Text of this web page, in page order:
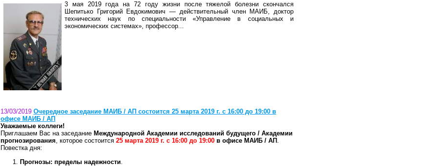
3 мая 2019 года на 72 году жизни после тяжелой болезни скончался
Шепитько Григорий Евдокимович — действительный член МАИБ, доктор
технических наук по специальности «Управление в социальных и
экономических системах», профессор...
13/03/2019 Очередное заседание МАИБ / АП состоится 25 марта 2019 г. с 16:00 до 19:00 в
офисе МАИБ / АП
Уважаемые коллеги!
Приглашаем Вас на заседание Международной Академии исследований будущего / Академии
прогнозирования, которое состоится 25 марта 2019 г. с 16:00 до 19:00 в офисе МАИБ / АП .
Повестка дня:
Прогнозы: пределы надежности